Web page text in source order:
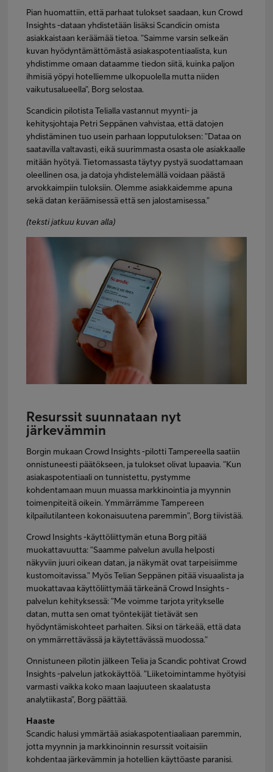
Pian huomattiin, että parhaat tulokset saadaan, kun Crowd
Insights -dataan yhdistetään lisäksi Scandicin omista
asiakkaistaan keräämää tietoa. ”Saimme varsin selkeän
kuvan hyödyntämättömästä asiakaspotentiaalista, kun
yhdistimme omaan dataamme tiedon siitä, kuinka paljon
ihmisiä yöpyi hotelliemme ulkopuolella mutta niiden
vaikutusalueella”, Borg selostaa.
Scandicin pilotista Telialla vastannut myynti- ja
kehitysjohtaja Petri Seppänen vahvistaa, että datojen
yhdistäminen tuo usein parhaan lopputuloksen: ”Dataa on
saatavilla valtavasti, eikä suurimmasta osasta ole asiakkaalle
mitään hyötyä. Tietomassasta täytyy pystyä suodattamaan
oleellinen osa, ja datoja yhdistelemällä voidaan päästä
arvokkaimpiin tuloksiin. Olemme asiakkaidemme apuna
sekä datan keräämisessä että sen jalostamisessa.”
(teksti jatkuu kuvan alla)
Resurssit suunnataan nyt
järkevämmin
Borgin mukaan Crowd Insights -pilotti Tampereella saatiin
onnistuneesti päätökseen, ja tulokset olivat lupaavia. ”Kun
asiakaspotentiaali on tunnistettu, pystymme
kohdentamaan muun muassa markkinointia ja myynnin
toimenpiteitä oikein. Ymmärrämme Tampereen
kilpailutilanteen kokonaisuutena paremmin”, Borg tiivistää.
Crowd Insights -käyttöliittymän etuna Borg pitää
muokattavuutta: ”Saamme palvelun avulla helposti
näkyviin juuri oikean datan, ja näkymät ovat tarpeisiimme
kustomoitavissa.” Myös Telian Seppänen pitää visuaalista ja
muokattavaa käyttöliittymää tärkeänä Crowd Insights -
palvelun kehityksessä: ”Me voimme tarjota yritykselle
datan, mutta sen omat työntekijät tietävät sen
hyödyntämiskohteet parhaiten. Siksi on tärkeää, että data
on ymmärrettävässä ja käytettävässä muodossa.”
Onnistuneen pilotin jälkeen Telia ja Scandic pohtivat Crowd
Insights -palvelun jatkokäyttöä. ”Liiketoimintamme hyötyisi
varmasti vaikka koko maan laajuuteen skaalatusta
analytiikasta”, Borg päättää.
Haaste
Scandic halusi ymmärtää asiakaspotentiaaliaan paremmin,
jotta myynnin ja markkinoinnin resurssit voitaisiin
kohdentaa järkevämmin ja hotellien käyttöaste paranisi.